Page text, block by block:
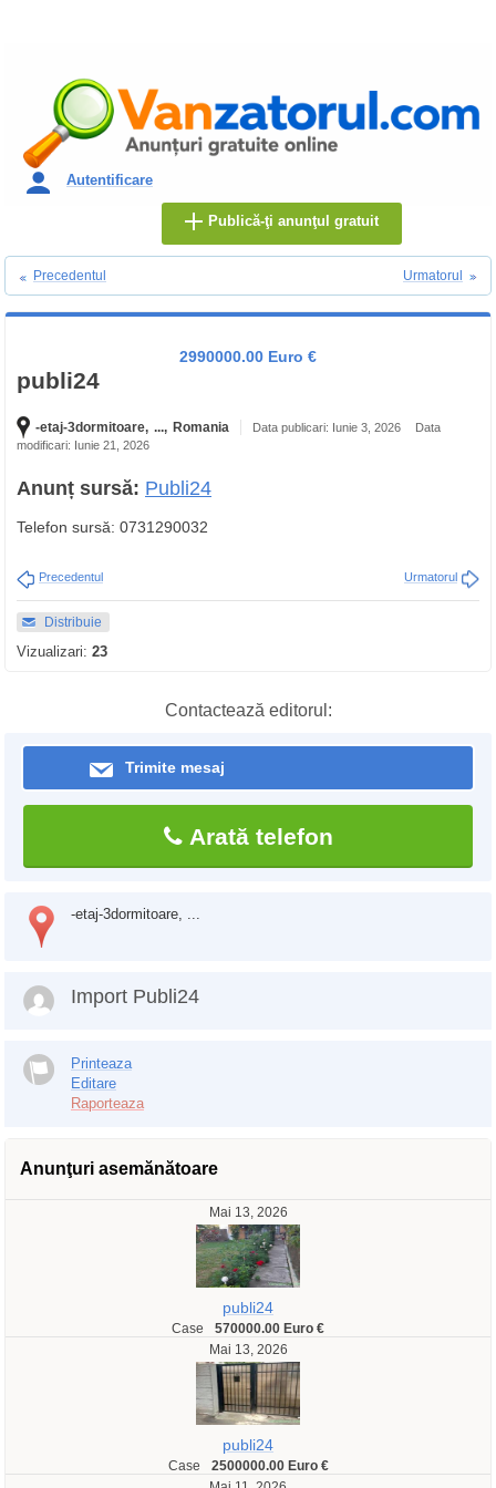
Autentificare
Publică-ţi anunţul gratuit
Precedentul Urmatorul
2990000.00 Euro €
publi24
-etaj-3dormitoare, ..., Romania Data publicari: Iunie 3, 2026
Data
modificari: Iunie 21, 2026
Anunț sursă: Publi24
Telefon sursă: 0731290032
Precedentul Urmatorul
Distribuie
Vizualizari: 23
Contactează editorul:
Trimite mesaj
Arată telefon
-etaj-3dormitoare, ...
Import Publi24
Printeaza
Editare
Raporteaza
Anunţuri asemănătoare
Mai 13, 2026
publi24
Case
570000.00 Euro €
Mai 13, 2026
publi24
Case
2500000.00 Euro €